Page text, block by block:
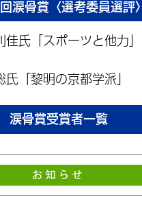
涙骨賞〈選考委員選評〉
佳氏「スポーツと他力」
氏「黎明の京都学派」
涙骨賞受賞者一覧